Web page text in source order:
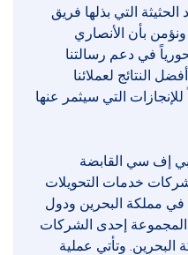
الحثيثة التي بذلها فريق
بأن الأنصاري
في دعم رسالتنا
النتائج لعملائنا
التي سيثمر عنها
إف سي القابضة
أولى شركات خدمات التحويلات
في مملكة البحرين ودول
المجموعة إحدى الشركات
البحرين. وتأتي عملية